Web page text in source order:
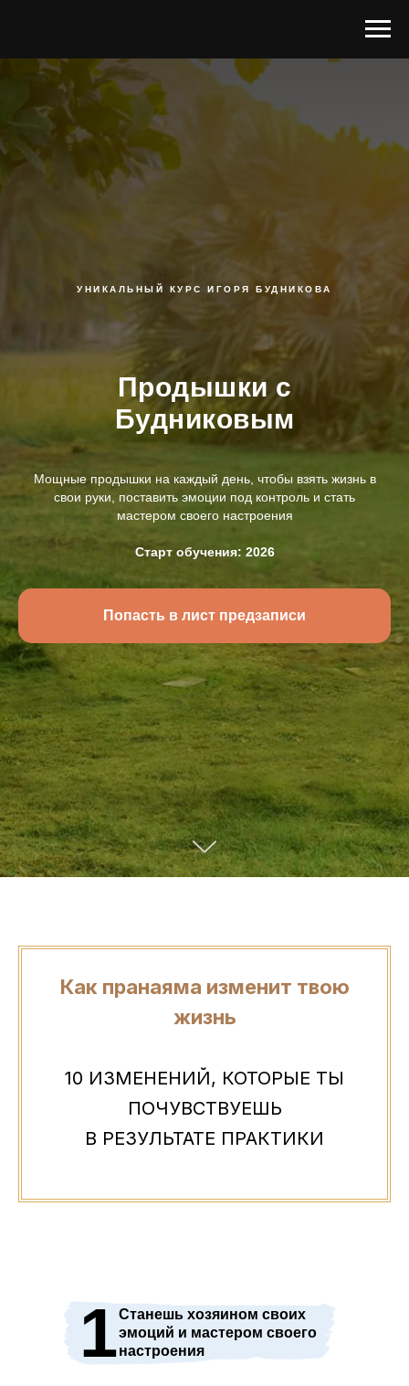
УНИКАЛЬНЫЙ КУРС ИГОРЯ БУДНИКОВА
Продышки с
Будниковым
Мощные продышки на каждый день, чтобы взять жизнь в
свои руки, поставить эмоции под контроль и стать
мастером своего настроения
Старт обучения: 2026
Попасть в лист предзаписи
Как пранаяма изменит твою
жизнь
10 ИЗМЕНЕНИЙ, КОТОРЫЕ ТЫ
ПОЧУВСТВУЕШЬ
В РЕЗУЛЬТАТЕ ПРАКТИКИ
Станешь хозяином своих
эмоций и мастером своего
настроения
1